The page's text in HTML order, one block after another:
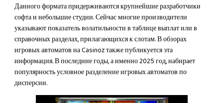
Данного формата придерживаются крупнейшие разработчики
софта и небольшие студии. Сейчас многие производители
указывают показатель волатильности в таблице выплат или в
справочных разделах, прилагающихся к слотам. В обзорах
игровых автоматов на Casinoz также публикуется эта
информация. В последние годы, а именно 2025 год, набирает
популярность условное разделение игровых автоматов по
дисперсии.